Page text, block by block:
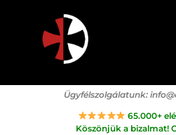
Csodapatika
Természet gyógyereje.
Ügyfélszolgálatunk:
65.000+
Köszönjük a bizalmat!